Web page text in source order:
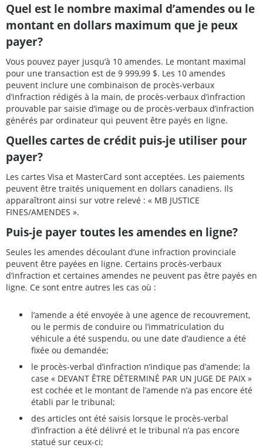
Quel est le nombre maximal d’amendes ou le
montant en dollars maximum que je peux
payer?
Vous pouvez payer jusqu’à 10 amendes. Le montant maximal
pour une transaction est de 9 999,99 $. Les 10 amendes
peuvent inclure une combinaison de procès-verbaux
d’infraction rédigés à la main, de procès-verbaux d’infraction
prouvable par saisie d’image ou de procès-verbaux d’infraction
générés par ordinateur qui peuvent être payés en ligne.
Quelles cartes de crédit puis-je utiliser pour
payer?
Les cartes Visa et MasterCard sont acceptées. Les paiements
peuvent être traités uniquement en dollars canadiens. Ils
apparaîtront ainsi sur votre relevé : « MB JUSTICE
FINES/AMENDES ».
Puis-je payer toutes les amendes en ligne?
Seules les amendes découlant d’une infraction provinciale
peuvent être payées en ligne. Certains procès-verbaux
d’infraction et certaines amendes ne peuvent pas être payés en
ligne. Ce sont entre autres les cas où :
l’amende a été envoyée à une agence de recouvrement,
ou le permis de conduire ou l’immatriculation du
véhicule a été suspendu, ou une date d’audience a été
fixée ou demandée;
le procès-verbal d’infraction n’indique pas d’amende; la
case « DEVANT ÊTRE DÉTERMINÉ PAR UN JUGE DE PAIX »
est cochée et le montant de l’amende n’a pas encore été
établi par le tribunal;
des articles ont été saisis lorsque le procès-verbal
d’infraction a été délivré et le tribunal n’a pas encore
statué sur ceux-ci;